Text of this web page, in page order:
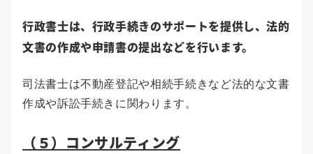
行政書士は、行政手続きのサポートを提供し、法的
文書の作成や申請書の提出などを行います。
司法書士は不動産登記や相続手続きなど法的な文書
作成や訴訟手続きに関わります。
（５）コンサルティング